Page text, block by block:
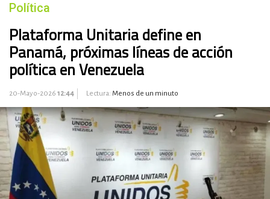
Política
Plataforma Unitaria define en
Panamá, próximas líneas de acción
política en Venezuela
20-Mayo-2026 12:44 Lectura: Menos de un minuto